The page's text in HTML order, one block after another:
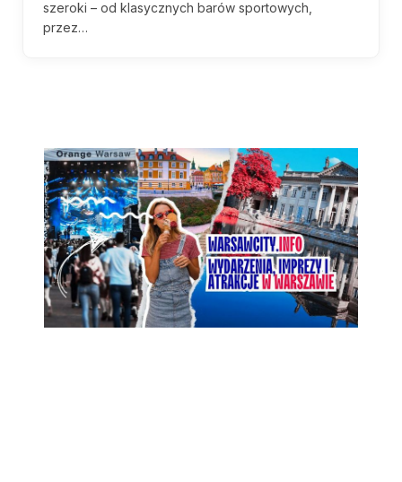
szeroki – od klasycznych barów sportowych,
przez…